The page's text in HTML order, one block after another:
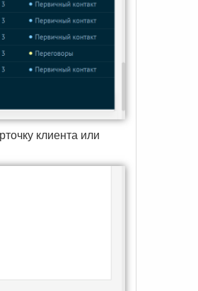
клиента или